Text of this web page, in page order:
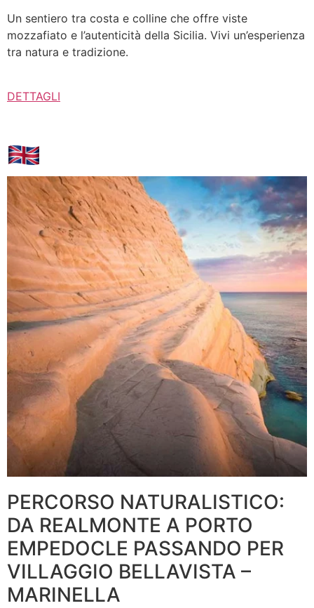
Un sentiero tra costa e colline che offre viste
mozzafiato e l’autenticità della Sicilia. Vivi un’esperienza
tra natura e tradizione.
DETTAGLI
PERCORSO NATURALISTICO:
DA REALMONTE A PORTO
EMPEDOCLE PASSANDO PER
VILLAGGIO BELLAVISTA –
MARINELLA